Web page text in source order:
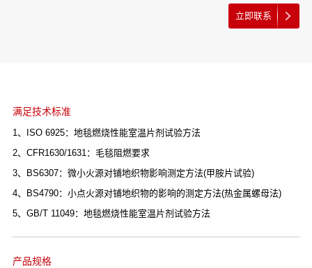
立即联系
满足技术标准
1、ISO 6925：地毯燃烧性能室温片剂试验方法
2、CFR1630/1631：毛毯阻燃要求
3、BS6307：微小火源对铺地织物影响测定方法(甲胺片试验)
4、BS4790：小点火源对铺地织物的影响的测定方法(热金属螺母法)
5、GB/T 11049：地毯燃烧性能室温片剂试验方法
产品规格